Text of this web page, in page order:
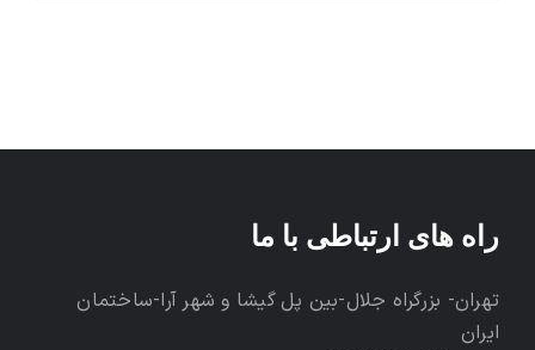
راه های ارتباطی با ما
تهران- بزرگراه جلال-بین پل گیشا و شهر آرا-ساختمان
ایران